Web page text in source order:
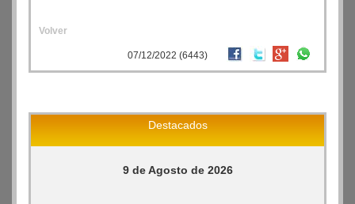
Volver
07/12/2022 (6443)
Destacados
9 de Agosto de 2026